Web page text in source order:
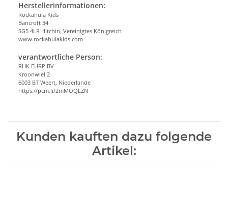
Herstellerinformationen:
Rockahula Kids
Bancroft 34
SG5 4LR Hitchin, Vereinigtes Königreich
www.rockahulakids.com
verantwortliche Person:
RHK EURP BV
Kroonwiel 2
6003 BT Weert, Niederlande
https://pcm.li/2mMOQLZN
Kunden kauften dazu folgende
Artikel: